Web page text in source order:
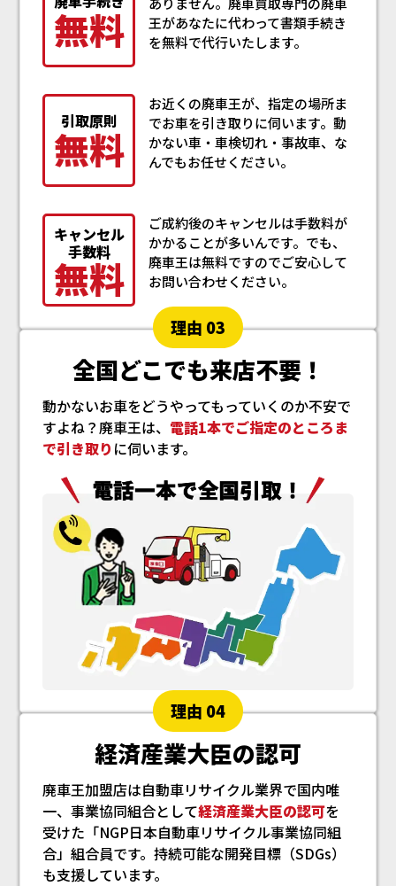
無料
王があなたに代わって書類手続き
を無料で代行いたします。
引取原則
無料
お近くの廃車王が、指定の場所ま
でお車を引き取りに伺います。動
かない車・車検切れ・事故車、な
んでもお任せください。
キャンセル
手数料
無料
ご成約後のキャンセルは手数料が
かかることが多いんです。でも、
廃車王は無料ですのでご安心して
お問い合わせください。
理由 03
全国どこでも来店不要！
動かないお車をどうやってもっていくのか不安で
すよね？廃車王は、 電話1本でご指定のところま
で引き取り に伺います。
理由 04
経済産業大臣の認可
廃車王加盟店は自動車リサイクル業界で国内唯
一、事業協同組合として経済産業大臣の認可を
受けた「NGP日本自動車リサイクル事業協同組
合」組合員です。持続可能な開発目標（SDGs）
も支援しています。